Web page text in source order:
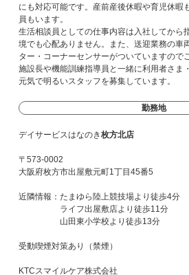
にも対応可能です。産前産後休暇や育児休暇
員もいます。
生活相談員としての仕事内容は入社してから
境でも心配ありません。また、送迎業務の車
ター・コーナーセンサーがついていますので
施設長や機能訓練指導員と一緒に利用者さま
元気で明るいスタッフを募集しています。
勤務地
デイサービスはなのき枚方北店
〒573-0002
大阪府枚方市出屋敷元町1丁目45番5
近隣情報：たまゆら陸上競技場より徒歩4分
ライフ出屋敷店より徒歩11分
山田東小学校より徒歩13分
受動喫煙対策あり（禁煙）
KTCスマイルケア株式会社